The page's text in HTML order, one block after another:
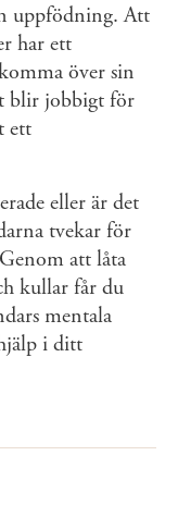
uppfödning. Att
har ett
över sin
blir jobbigt för
ett
eller är det
tvekar för
att låta
kullar får du
mentala
i ditt